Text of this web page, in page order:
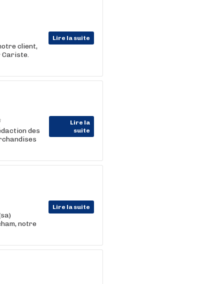
Lire la suite
client,
Cariste.
Lire la
suite
des
Lire la suite
notre